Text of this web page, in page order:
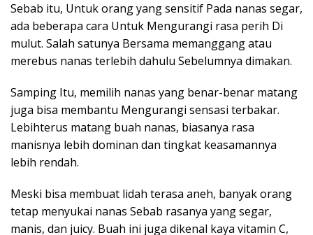
Sebab itu, Untuk orang yang sensitif Pada nanas segar,
ada beberapa cara Untuk Mengurangi rasa perih Di
mulut. Salah satunya Bersama memanggang atau
merebus nanas terlebih dahulu Sebelumnya dimakan.
Samping Itu, memilih nanas yang benar-benar matang
juga bisa membantu Mengurangi sensasi terbakar.
Lebihterus matang buah nanas, biasanya rasa
manisnya lebih dominan dan tingkat keasamannya
lebih rendah.
Meski bisa membuat lidah terasa aneh, banyak orang
tetap menyukai nanas Sebab rasanya yang segar,
manis, dan juicy. Buah ini juga dikenal kaya vitamin C,